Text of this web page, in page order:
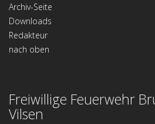
Archiv-Seite
Downloads
Redakteur
nach oben
Freiwillige Feuerwehr
Vilsen